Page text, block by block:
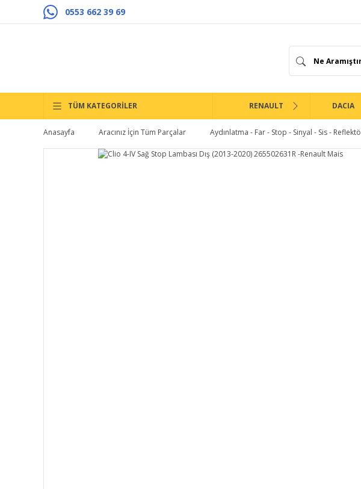
0553 662 39 69
TÜM KATEGORİLER RENAULT DACIA
Anasayfa Aracınız İçin Tüm Parçalar Aydınlatma - Far - Stop - Sinyal - Sis -